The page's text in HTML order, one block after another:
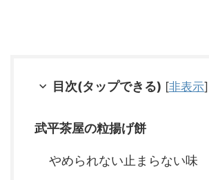
目次(タップできる) [非表示]
武平茶屋の粒揚げ餅
やめられない止まらない味